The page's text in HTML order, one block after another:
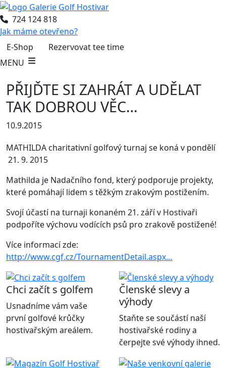
724 124 818
Jak máme otevřeno?
E-Shop
Rezervovat tee time
MENU
PŘIJĎTE SI ZAHRÁT A UDĚLAT
TAK DOBROU VĚC…
10.9.2015
MATHILDA charitativní golfový turnaj se koná v pondělí
21. 9. 2015
Mathilda je Nadačního fond, který podporuje projekty,
které pomáhají lidem s těžkým zrakovým postižením.
Svojí účastí na turnaji konaném 21. září v Hostivaři
podpoříte výchovu vodících psů pro zrakově postižené!
Více informací zde:
http://www.cgf.cz/TournamentDetail.aspx…
Chci začít s golfem
Usnadníme vám vaše
první golfové krůčky
hostivařským areálem.
Členské slevy a
výhody
Staňte se součástí naší
hostivařské rodiny a
čerpejte své výhody ihned.